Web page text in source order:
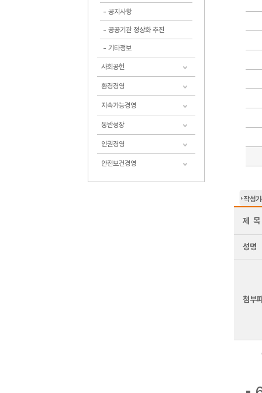
공지사항
공공기관 정상화 추진
기타정보
사회공헌
환경경영
지속가능경영
동반성장
인권경영
안전보건경영
작성
제 목
성명
첨부